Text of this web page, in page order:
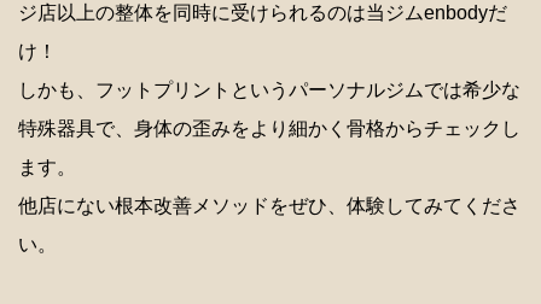
ジ店以上の整体を同時に受けられるのは当ジムenbodyだ
け！
しかも、フットプリントというパーソナルジムでは希少な
特殊器具で、身体の歪みをより細かく骨格からチェックし
ます。
他店にない根本改善メソッドをぜひ、体験してみてくださ
い。